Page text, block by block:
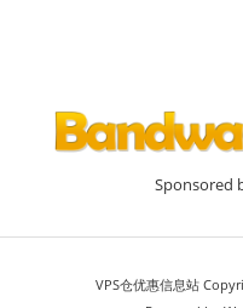
Sponsored
VPS仓优惠信息站